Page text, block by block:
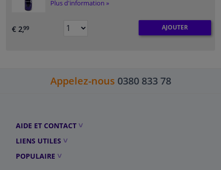
Plus d'information »
€ 2,99 AJOUTER
Appelez-nous 0380 833 78
AIDE ET CONTACT
LIENS UTILES
POPULAIRE